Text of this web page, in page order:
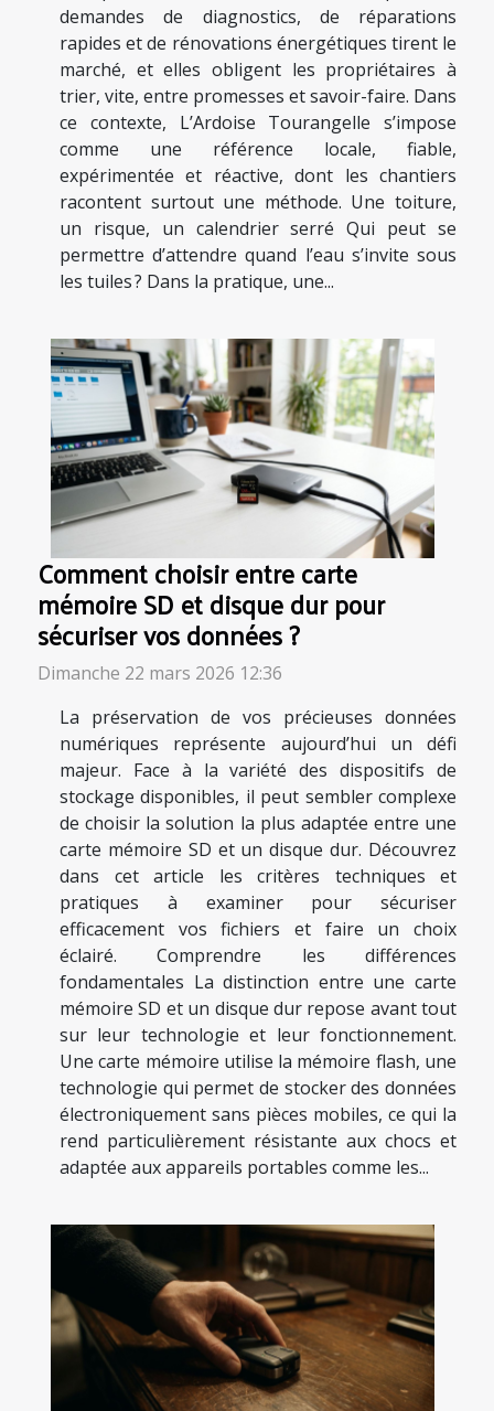
demandes de diagnostics, de réparations
rapides et de rénovations énergétiques tirent le
marché, et elles obligent les propriétaires à
trier, vite, entre promesses et savoir-faire. Dans
ce contexte, L’Ardoise Tourangelle s’impose
comme une référence locale, fiable,
expérimentée et réactive, dont les chantiers
racontent surtout une méthode. Une toiture,
un risque, un calendrier serré Qui peut se
permettre d’attendre quand l’eau s’invite sous
les tuiles ? Dans la pratique, une...
Comment choisir entre carte
mémoire SD et disque dur pour
sécuriser vos données ?
Dimanche 22 mars 2026 12:36
La préservation de vos précieuses données
numériques représente aujourd’hui un défi
majeur. Face à la variété des dispositifs de
stockage disponibles, il peut sembler complexe
de choisir la solution la plus adaptée entre une
carte mémoire SD et un disque dur. Découvrez
dans cet article les critères techniques et
pratiques à examiner pour sécuriser
efficacement vos fichiers et faire un choix
éclairé. Comprendre les différences
fondamentales La distinction entre une carte
mémoire SD et un disque dur repose avant tout
sur leur technologie et leur fonctionnement.
Une carte mémoire utilise la mémoire flash, une
technologie qui permet de stocker des données
électroniquement sans pièces mobiles, ce qui la
rend particulièrement résistante aux chocs et
adaptée aux appareils portables comme les...